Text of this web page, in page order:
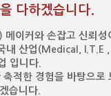
다하겠습니다.
메이커와 손잡고 신뢰성
내 산업(Medical, I.T.E
입니다.
적한 경험을 바탕으로
습니다.